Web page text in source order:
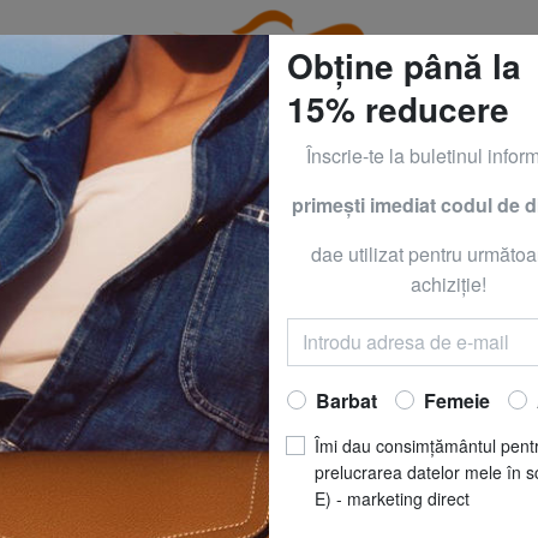
CLOTHING all -50% & CALVIN KLEIN all -60% Numai
KIPLING
CREATIVITY S
Acum să
REDUCERI
pret recomandat
Cel mai bun preț ultimele
Obține până la
15% reducere
Înscrie-te la buletinul
primeşti imediat codul de
dae utilizat pentru
achiziţie!
Barbat Femeie
Îmi dau consimțământul
prelucrarea datelor mele în
E) - marketing direct